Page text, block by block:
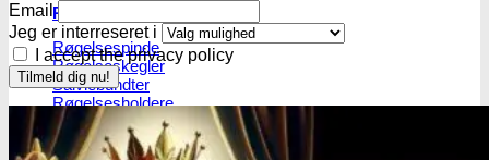
Røgelse
Røgelsespinde
Røgelseskegler
Salviebundter
Røgelsesholdere
Rengøring
Email
Jeg er interreseret i
I accept the privacy policy